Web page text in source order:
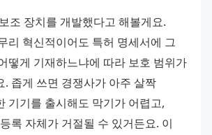
조 장치를 개발했다고 해볼게요.
리 혁신적이어도 특허 명세서에 그
떻게 기재하느냐에 따라 보호 범위가
. 좁게 쓰면 경쟁사가 아주 살짝
기기를 출시해도 막기가 어렵고,
록 자체가 거절될 수 있거든요. 이